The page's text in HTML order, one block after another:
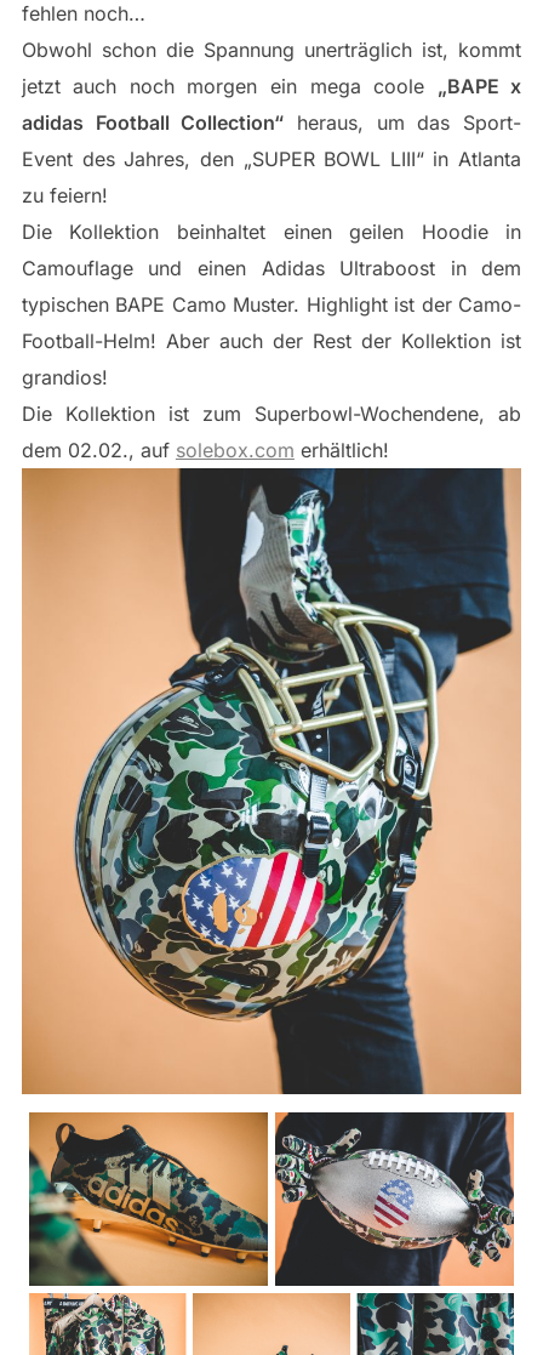
fehlen noch…
Obwohl schon die Spannung unerträglich ist, kommt
jetzt auch noch morgen ein mega coole „BAPE x
adidas Football Collection“ heraus, um das Sport-
Event des Jahres, den „SUPER BOWL LIII“ in Atlanta
zu feiern!
Die Kollektion beinhaltet einen geilen Hoodie in
Camouflage und einen Adidas Ultraboost in dem
typischen BAPE Camo Muster. Highlight ist der Camo-
Football-Helm! Aber auch der Rest der Kollektion ist
grandios!
Die Kollektion ist zum Superbowl-Wochendene, ab
dem 02.02., auf solebox.com erhältlich!